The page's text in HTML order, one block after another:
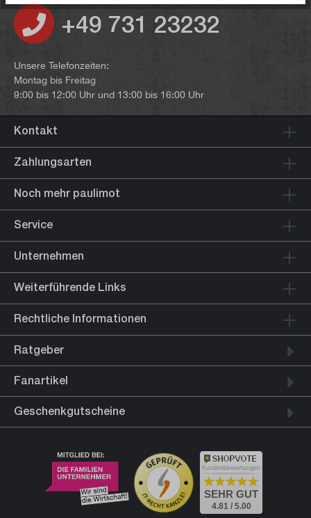
+49 731 23232
Unsere Telefonzeiten:
Montag bis Freitag
9:00 bis 12:00 Uhr und 13:00 bis 16:00 Uhr
Kontakt
Zahlungsarten
Noch mehr paulimot
Service
Unternehmen
Weiterführende Links
Rechtliche Informationen
Ratgeber
Fanartikel
Geschenkgutscheine
Kundenbewertungen
SEHR GUT
4.81 / 5.00